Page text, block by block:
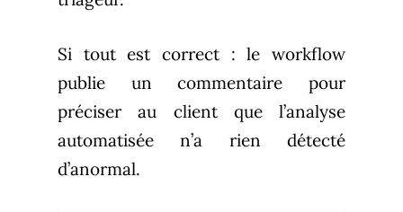
Si tout est correct : le workflow
publie un commentaire pour
préciser au client que l’analyse
automatisée n’a rien détecté
d’anormal.